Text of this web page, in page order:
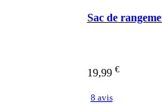
Sac de
19,99 €
8 avis